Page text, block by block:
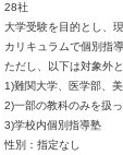
28社
大学受験を目的とし、
カリキュラムで個別指
ただし、以下は対象外
1)難関大学、医学部、
2)一部の教科のみを扱
3)学校内個別指導塾
性別：指定なし